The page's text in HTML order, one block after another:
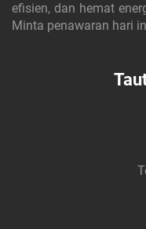
efisien, dan hemat
Minta penawaran hari